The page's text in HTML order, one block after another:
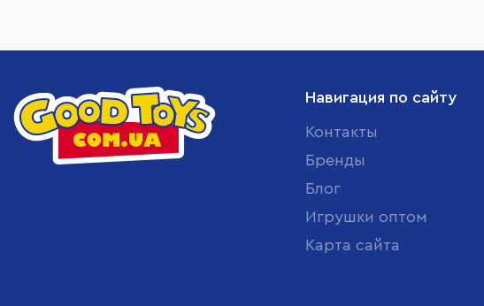
Навигация по сайту
Контакты
Бренды
Блог
Игрушки оптом
Карта сайта